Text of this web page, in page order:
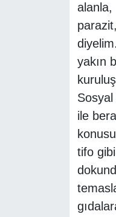
alanla,
yakın
Sosyal
ile
tifo